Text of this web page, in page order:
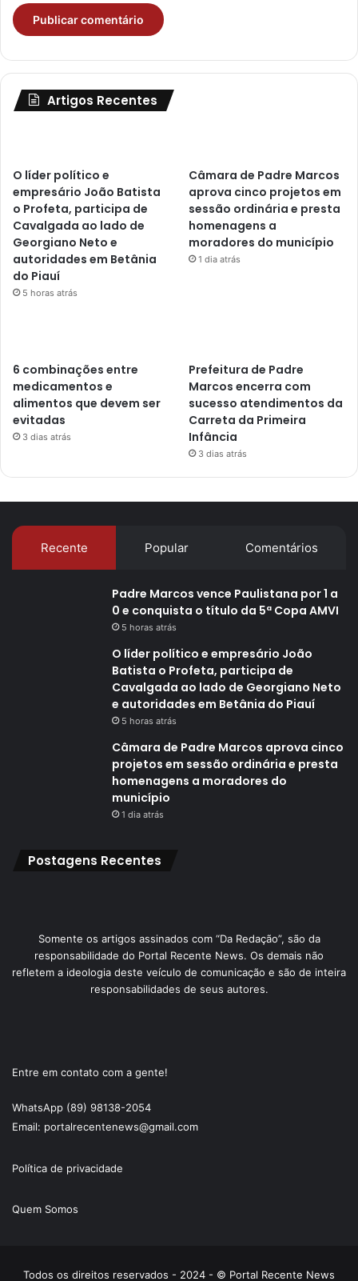
Artigos Recentes
O líder político e
empresário João Batista
o Profeta, participa de
Cavalgada ao lado de
Georgiano Neto e
autoridades em Betânia
do Piauí
5 horas atrás
Câmara de Padre Marcos
aprova cinco projetos em
sessão ordinária e presta
homenagens a
moradores do município
1 dia atrás
6 combinações entre
medicamentos e
alimentos que devem ser
evitadas
3 dias atrás
Prefeitura de Padre
Marcos encerra com
sucesso atendimentos da
Carreta da Primeira
Infância
3 dias atrás
Recente Popular Comentários
Padre Marcos vence Paulistana por 1 a
0 e conquista o título da 5ª Copa AMVI
5 horas atrás
O líder político e empresário João
Batista o Profeta, participa de
Cavalgada ao lado de Georgiano Neto
e autoridades em Betânia do Piauí
5 horas atrás
Câmara de Padre Marcos aprova cinco
projetos em sessão ordinária e presta
homenagens a moradores do
município
1 dia atrás
Postagens Recentes
Somente os artigos assinados com “Da Redação”, são da
responsabilidade do Portal Recente News. Os demais não
refletem a ideologia deste veículo de comunicação e são de inteira
responsabilidades de seus autores.
Entre em contato com a gente!
WhatsApp (89) 98138-2054
Email: portalrecentenews@gmail.com
Política de privacidade
Quem Somos
Todos os direitos reservados - 2024 - © Portal Recente News